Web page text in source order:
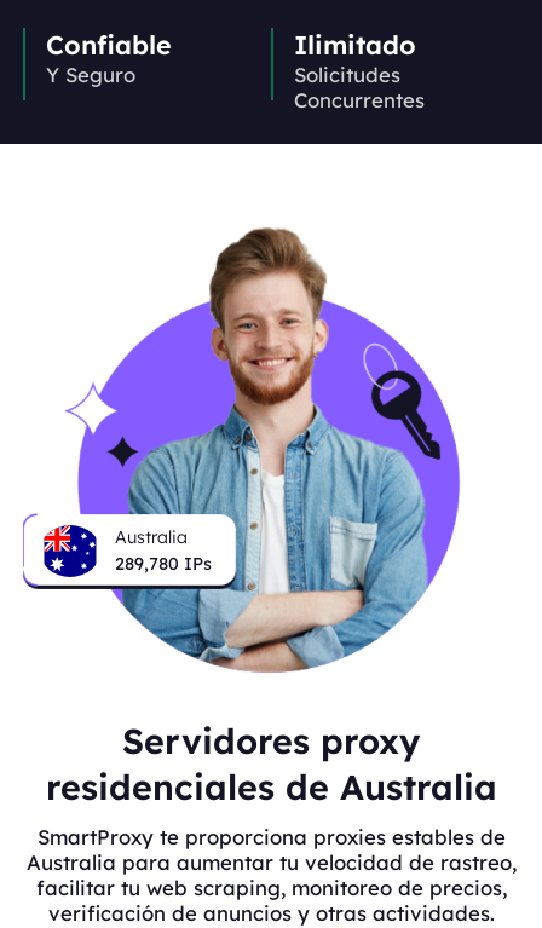
Confiable
Y Seguro
Ilimitado
Solicitudes
Concurrentes
Australia
289,780 IPs
Servidores proxy
residenciales de Australia
SmartProxy te proporciona proxies estables de
Australia para aumentar tu velocidad de rastreo,
facilitar tu web scraping, monitoreo de precios,
verificación de anuncios y otras actividades.